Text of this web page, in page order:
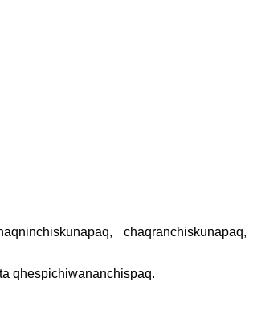
chaqranchiskunapaq,
qhespichiwananchispaq.